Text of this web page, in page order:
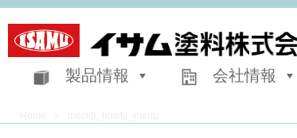
製品情報 会社情報